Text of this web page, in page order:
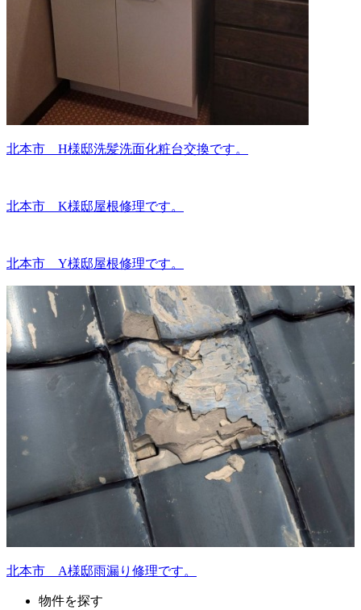
北本市 H様邸洗髪洗面化粧台交換です。
北本市 K様邸屋根修理です。
北本市 Y様邸屋根修理です。
北本市 A様邸雨漏り修理です。
物件を探す